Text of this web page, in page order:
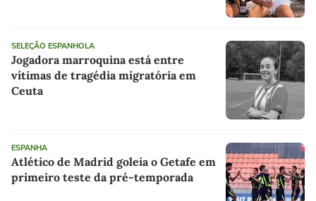
SELEÇÃO ESPANHOLA
Jogadora marroquina está entre
vítimas de tragédia migratória em
Ceuta
ESPANHA
Atlético de Madrid goleia o Getafe em
primeiro teste da pré-temporada